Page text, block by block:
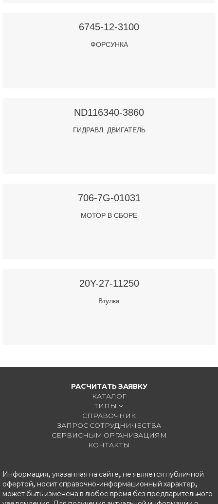
6745-12-3100
ФОРСУНКА
ND116340-3860
ГИДРАВЛ. ДВИГАТЕЛЬ
706-7G-01031
МОТОР В СБОРЕ
20Y-27-11250
Втулка
РАСЧИТАТЬ ЗАЯВКУ
КАТАЛОГ
ТИПЫ
СПРАВОЧНИК
ЗАПРОС СОТРУДНИЧЕСТВА
СЕРВИСНЫМ ОРГАНИЗАЦИЯМ
КОНТАКТЫ
Информация, указанная на сайте, не является публичной
офертой, носит справочно-информационный характер,
может быть изменена в любое время без предварительного